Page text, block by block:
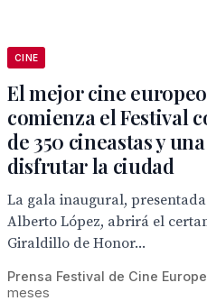
CINE
El mejor cine
comienza el Festival
de 350 cineastas y
disfrutar la ciudad
La gala inaugural,
Alberto López, abrirá el
Giraldillo de Honor...
Prensa Festival de Cine
meses